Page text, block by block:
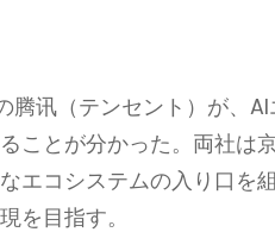
腾讯（テンセント）が、
ことが分かった。両社は
エコシステムの入り口を
を目指す。